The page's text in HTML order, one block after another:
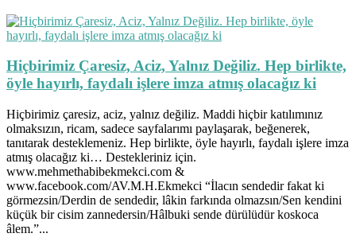
Hiçbirimiz Çaresiz, Aciz, Yalnız Değiliz. Hep birlikte,
öyle hayırlı, faydalı işlere imza atmış olacağız ki
Hiçbirimiz çaresiz, aciz, yalnız değiliz. Maddi hiçbir katılımınız
olmaksızın, ricam, sadece sayfalarımı paylaşarak, beğenerek,
tanıtarak desteklemeniz. Hep birlikte, öyle hayırlı, faydalı işlere imza
atmış olacağız ki… Destekleriniz için.
www.mehmethabibekmekci.com &
www.facebook.com/AV.M.H.Ekmekci “İlacın sendedir fakat ki
görmezsin/Derdin de sendedir, lâkin farkında olmazsın/Sen kendini
küçük bir cisim zannedersin/Hâlbuki sende dürülüdür koskoca
âlem.”...